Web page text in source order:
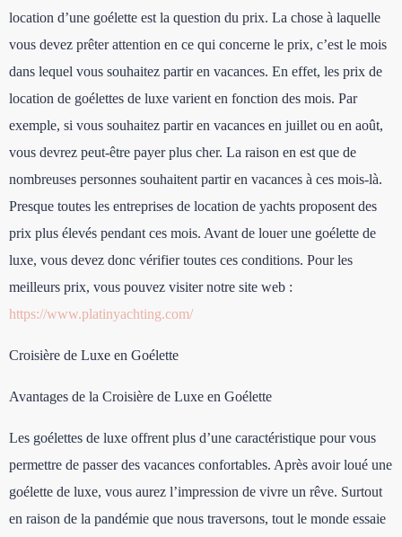
location d’une goélette est la question du prix. La chose à laquelle
vous devez prêter attention en ce qui concerne le prix, c’est le mois
dans lequel vous souhaitez partir en vacances. En effet, les prix de
location de goélettes de luxe varient en fonction des mois. Par
exemple, si vous souhaitez partir en vacances en juillet ou en août,
vous devrez peut-être payer plus cher. La raison en est que de
nombreuses personnes souhaitent partir en vacances à ces mois-là.
Presque toutes les entreprises de location de yachts proposent des
prix plus élevés pendant ces mois. Avant de louer une goélette de
luxe, vous devez donc vérifier toutes ces conditions. Pour les
meilleurs prix, vous pouvez visiter notre site web :
https://www.platinyachting.com/
Croisière de Luxe en Goélette
Avantages de la Croisière de Luxe en Goélette
Les goélettes de luxe offrent plus d’une caractéristique pour vous
permettre de passer des vacances confortables. Après avoir loué une
goélette de luxe, vous aurez l’impression de vivre un rêve. Surtout
en raison de la pandémie que nous traversons, tout le monde essaie